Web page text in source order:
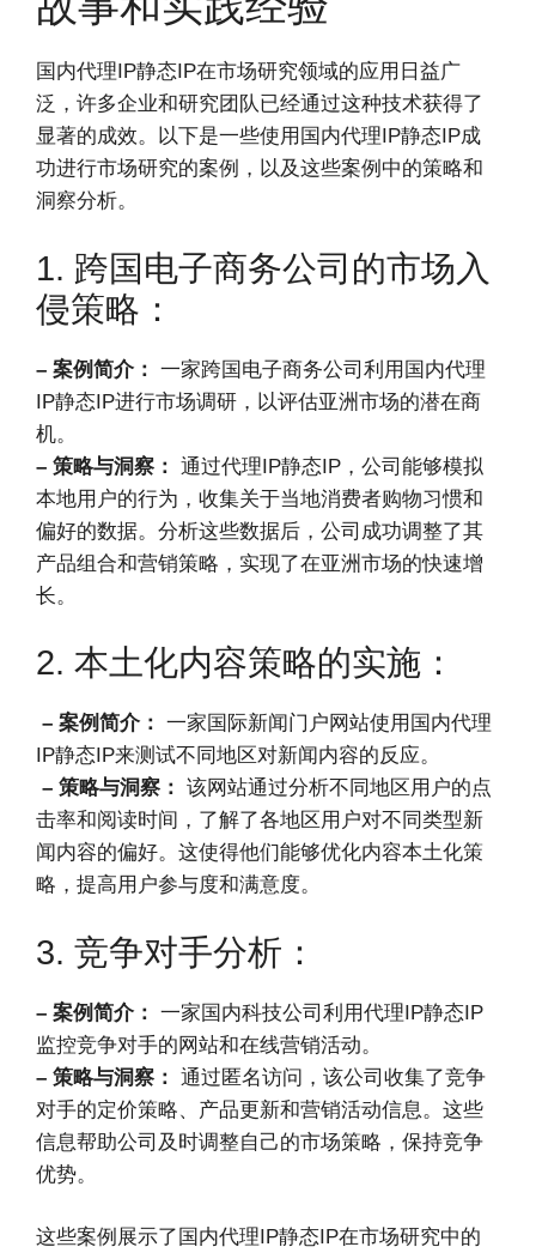
国内代理IP静态IP在市场研究领域的应用日益广
泛，许多企业和研究团队已经通过这种技术获得了
显著的成效。以下是一些使用国内代理IP静态IP成
功进行市场研究的案例，以及这些案例中的策略和
洞察分析。
1. 跨国电子商务公司的市场入
侵策略：
– 案例简介： 一家跨国电子商务公司利用国内代理
IP静态IP进行市场调研，以评估亚洲市场的潜在商
机。
– 策略与洞察： 通过代理IP静态IP，公司能够模拟
本地用户的行为，收集关于当地消费者购物习惯和
偏好的数据。分析这些数据后，公司成功调整了其
产品组合和营销策略，实现了在亚洲市场的快速增
长。
2. 本土化内容策略的实施：
– 案例简介： 一家国际新闻门户网站使用国内代理
IP静态IP来测试不同地区对新闻内容的反应。
– 策略与洞察： 该网站通过分析不同地区用户的点
击率和阅读时间，了解了各地区用户对不同类型新
闻内容的偏好。这使得他们能够优化内容本土化策
略，提高用户参与度和满意度。
3. 竞争对手分析：
– 案例简介： 一家国内科技公司利用代理IP静态IP
监控竞争对手的网站和在线营销活动。
– 策略与洞察： 通过匿名访问，该公司收集了竞争
对手的定价策略、产品更新和营销活动信息。这些
信息帮助公司及时调整自己的市场策略，保持竞争
优势。
这些案例展示了国内代理IP静态IP在市场研究中的